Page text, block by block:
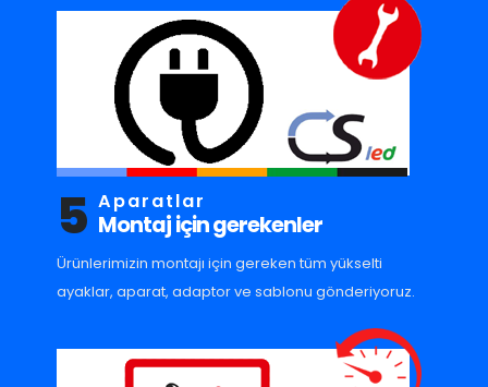
5 Aparatlar
Montaj için gerekenler
Ürünlerimizin montajı için gereken tüm yükselti
ayaklar, aparat, adaptor ve sablonu gönderiyoruz.